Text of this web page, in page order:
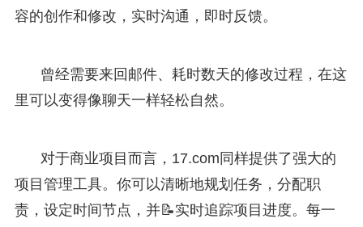
容的创作和修改，实时沟通，即时反馈。
曾经需要来回邮件、耗时数天的修改过程，在这
里可以变得像聊天一样轻松自然。
对于商业项目而言，17.com同样提供了强大的
项目管理工具。你可以清晰地规划任务，分配职
责，设定时间节点，并📝实时追踪项目进度。每一